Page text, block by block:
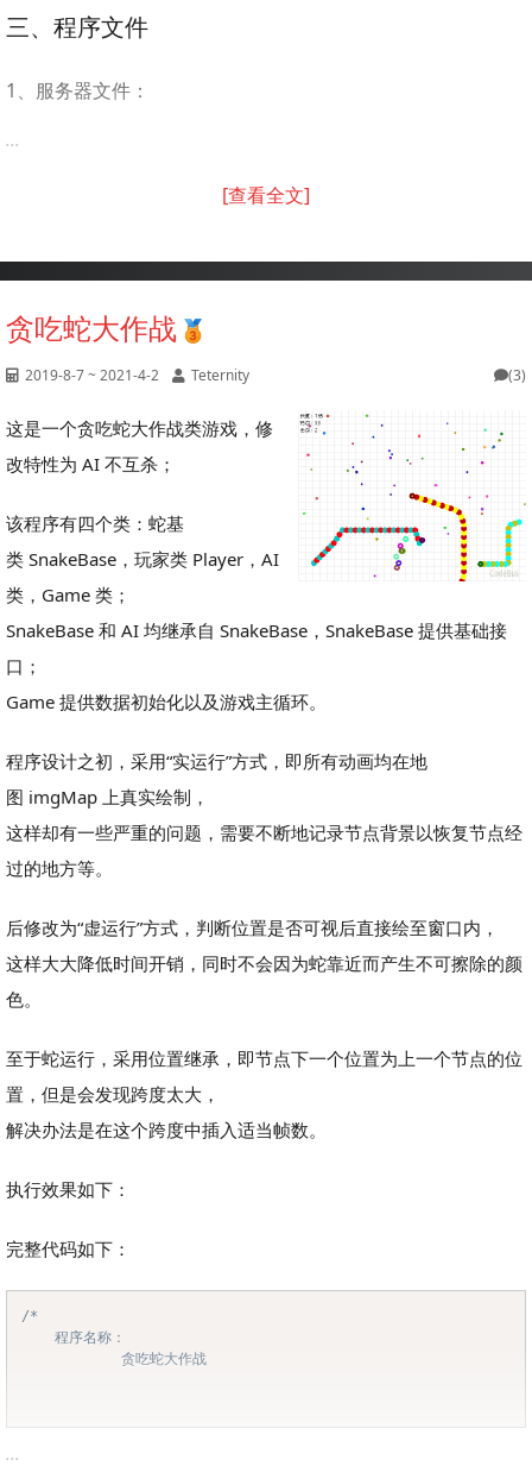
三、程序文件
1、服务器文件：
...
[查看全文]
贪吃蛇大作战
2019-8-7 ~ 2021-4-2 Teternity (3)
这是一个贪吃蛇大作战类游戏，修
改特性为 AI 不互杀；
该程序有四个类：蛇基
类 SnakeBase，玩家类 Player，AI
类，Game 类；
SnakeBase 和 AI 均继承自 SnakeBase，SnakeBase 提供基础接
口；
Game 提供数据初始化以及游戏主循环。
程序设计之初，采用“实运行”方式，即所有动画均在地
图 imgMap 上真实绘制，
这样却有一些严重的问题，需要不断地记录节点背景以恢复节点经
过的地方等。
后修改为“虚运行”方式，判断位置是否可视后直接绘至窗口内，
这样大大降低时间开销，同时不会因为蛇靠近而产生不可擦除的颜
色。
至于蛇运行，采用位置继承，即节点下一个位置为上一个节点的位
置，但是会发现跨度太大，
解决办法是在这个跨度中插入适当帧数。
执行效果如下：
完整代码如下：
/*
...